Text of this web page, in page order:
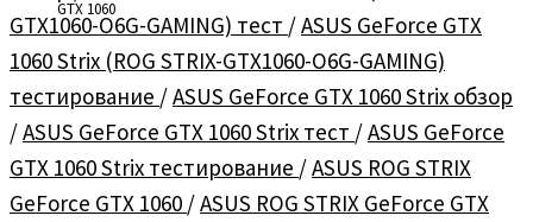
GTX 1060
GTX1060-O6G-GAMING) тест /ASUS GeForce GTX
1060 Strix (ROG STRIX-GTX1060-O6G-GAMING)
тестирование /ASUS GeForce GTX 1060 Strix обзор
/ASUS GeForce GTX 1060 Strix тест /ASUS GeForce
GTX 1060 Strix тестирование /ASUS ROG STRIX
GeForce GTX 1060 /ASUS ROG STRIX GeForce GTX